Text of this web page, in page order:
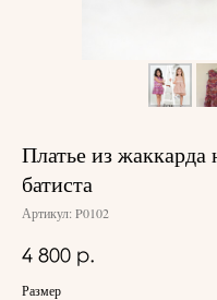
Платье из жаккарда
батиста
Артикул: P0102
4 800 р.
Размер